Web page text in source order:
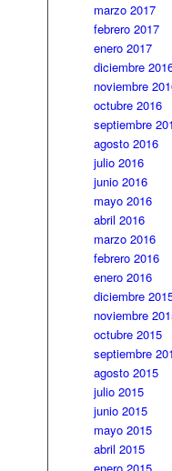
marzo 2017
febrero 2017
enero 2017
diciembre
noviembre
octubre 2016
septiembre
agosto 2016
julio 2016
junio 2016
mayo 2016
abril 2016
marzo 2016
febrero 2016
enero 2016
diciembre
noviembre
octubre 2015
septiembre
agosto 2015
julio 2015
junio 2015
mayo 2015
abril 2015